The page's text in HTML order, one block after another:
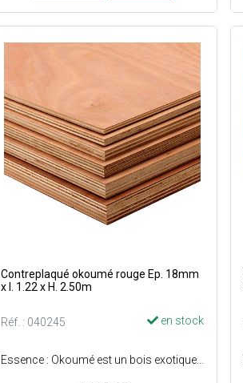
Contreplaqué okoumé rouge Ep. 18mm
x l. 1.22 x H. 2.50m
Réf. : 040245 en stock